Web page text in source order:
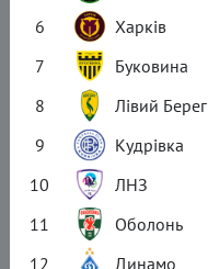
6
Харків
7
Буковина
8
Лівий Берег
9
Кудрівка
10
ЛНЗ
11
Оболонь
12
Динамо